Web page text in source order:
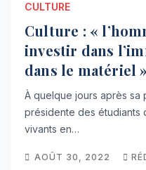
CULTURE
Culture : «
investir dans
dans le matériel
À quelque jours après sa
présidente des étudiants
vivants en…
AOÛT 30, 2022